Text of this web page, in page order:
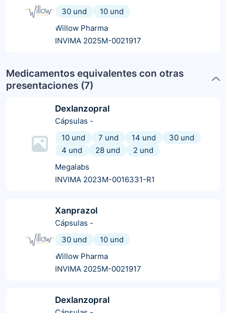
30 und
10 und
Willow Pharma
INVIMA 2025M-0021917
Medicamentos equivalentes con otras
presentaciones (7)
Dexlanzopral
Cápsulas -
10 und
7 und 14 und
30 und
4 und
28 und
2 und
Megalabs
INVIMA 2023M-0016331-R1
Xanprazol
Cápsulas -
30 und
10 und
Willow Pharma
INVIMA 2025M-0021917
Dexlanzopral